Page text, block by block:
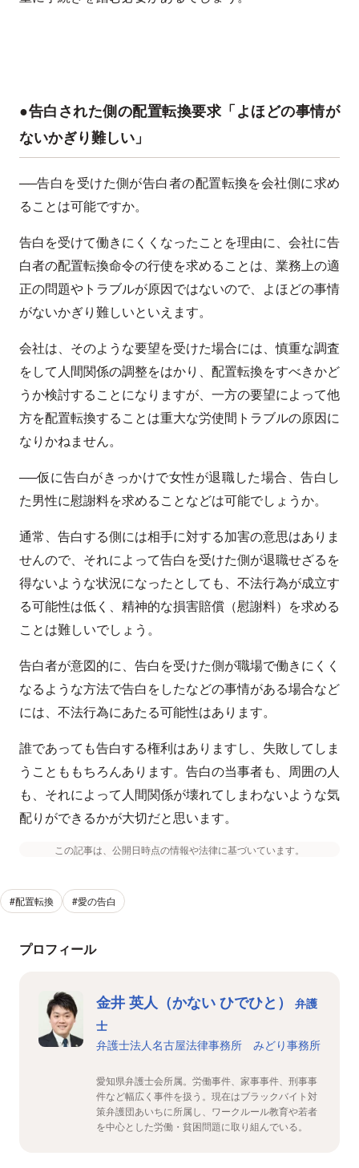
●告白された側の配置転換要求「よほどの事情が
ないかぎり難しい」
──告白を受けた側が告白者の配置転換を会社側に求め
ることは可能ですか。
告白を受けて働きにくくなったことを理由に、会社に告
白者の配置転換命令の行使を求めることは、業務上の適
正の問題やトラブルが原因ではないので、よほどの事情
がないかぎり難しいといえます。
会社は、そのような要望を受けた場合には、慎重な調査
をして人間関係の調整をはかり、配置転換をすべきかど
うか検討することになりますが、一方の要望によって他
方を配置転換することは重大な労使間トラブルの原因に
なりかねません。
──仮に告白がきっかけで女性が退職した場合、告白し
た男性に慰謝料を求めることなどは可能でしょうか。
通常、告白する側には相手に対する加害の意思はありま
せんので、それによって告白を受けた側が退職せざるを
得ないような状況になったとしても、不法行為が成立す
る可能性は低く、精神的な損害賠償（慰謝料）を求める
ことは難しいでしょう。
告白者が意図的に、告白を受けた側が職場で働きにくく
なるような方法で告白をしたなどの事情がある場合など
には、不法行為にあたる可能性はあります。
誰であっても告白する権利はありますし、失敗してしま
うことももちろんあります。告白の当事者も、周囲の人
も、それによって人間関係が壊れてしまわないような気
配りができるかが大切だと思います。
この記事は、公開日時点の情報や法律に基づいています。
#配置転換 #愛の告白
プロフィール
金井 英人（かない ひでひと）
弁護
士
弁護士法人名古屋法律事務所 みどり事務所
愛知県弁護士会所属。労働事件、家事事件、刑事事
件など幅広く事件を扱う。現在はブラックバイト対
策弁護団あいちに所属し、ワークルール教育や若者
を中心とした労働・貧困問題に取り組んでいる。